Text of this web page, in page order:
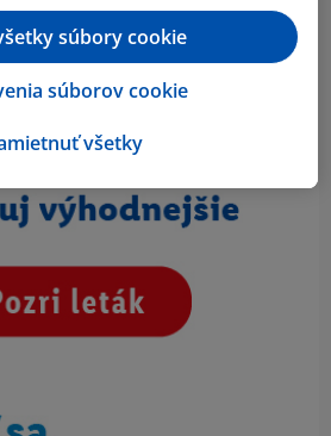
všetky
súborov cookie
súbory cookie